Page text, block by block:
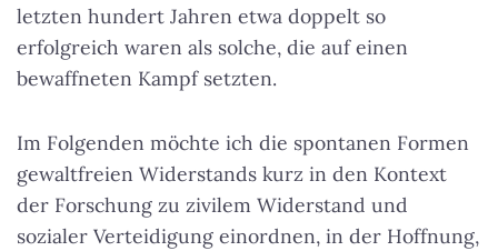
letzten hundert Jahren etwa doppelt so
erfolgreich waren als solche, die auf einen
bewaffneten Kampf setzten.
Im Folgenden möchte ich die spontanen Formen
gewaltfreien Widerstands kurz in den Kontext
der Forschung zu zivilem Widerstand und
sozialer Verteidigung einordnen, in der Hoffnung,